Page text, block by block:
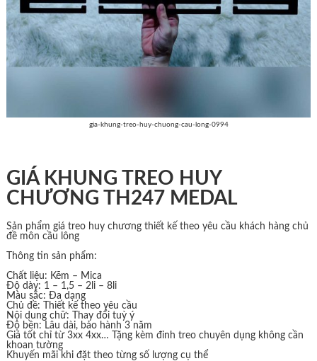
gia-khung-treo-huy-chuong-cau-long-0994
GIÁ KHUNG TREO HUY
CHƯƠNG TH247 MEDAL
Sản phẩm giá treo huy chương thiết kế theo yêu cầu khách hàng chủ
đề môn cầu lông
Thông tin sản phẩm:
Chất liệu: Kẽm – Mica
Độ dày: 1 – 1,5 – 2li – 8li
Màu sắc: Đa dạng
Chủ đề: Thiết kế theo yêu cầu
Nội dung chữ: Thay đổi tuỳ ý
Độ bền: Lâu dài, bảo hành 3 năm
Giá tốt chỉ từ 3xx 4xx… Tặng kèm đinh treo chuyên dụng không cần
khoan tường
Khuyến mãi khi đặt theo từng số lượng cụ thể